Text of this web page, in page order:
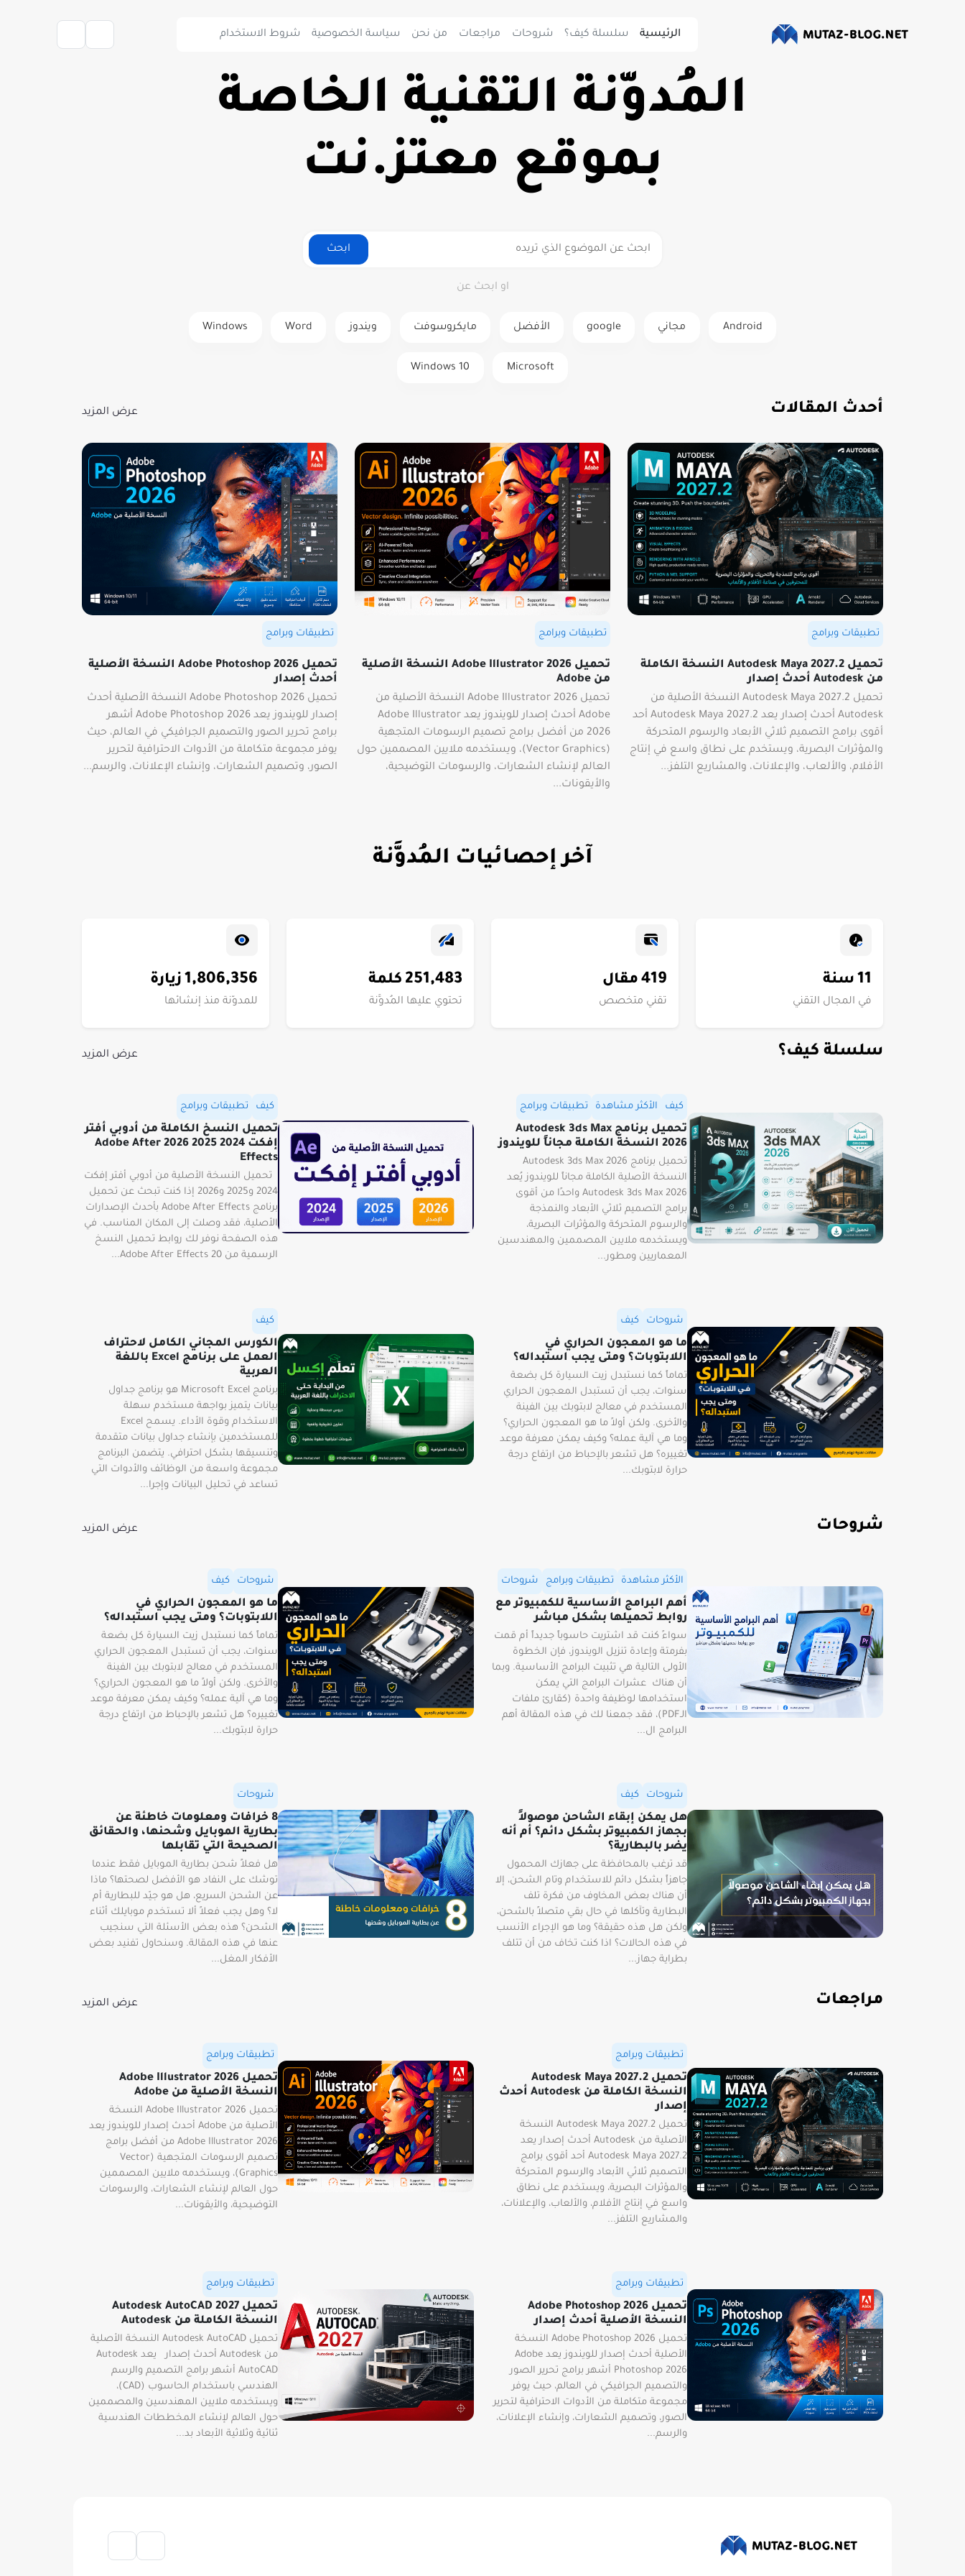
الرئيسية سلسلة كيف؟ شروحات مراجعات من نحن سياسة الخصوصية شروط الاستخدام
المُدوّنة التقنية الخاصة
بموقع معتز.نت
ابحث
او ابحث عن
Android مجاني google الأفضل مايكروسوفت ويندوز Word
Windows
Microsoft
Windows 10
أحدث المقالات عرض المزيد
تطبيقات وبرامج
تحميل Autodesk Maya 2027.2 النسخة الكاملة
من Autodesk أحدث إصدار
تحميل Autodesk Maya 2027.2 النسخة الأصلية من
Autodesk أحدث إصدار يعد Autodesk Maya 2027.2 أحد
أقوى برامج التصميم ثلاثي الأبعاد والرسوم المتحركة
والمؤثرات البصرية، ويستخدم على نطاق واسع في إنتاج
الأفلام، والألعاب، والإعلانات، والمشاريع التلفز...
تطبيقات وبرامج
تحميل Adobe Illustrator 2026 النسخة الأصلية
من Adobe
تحميل Adobe Illustrator 2026 النسخة الأصلية من
Adobe أحدث إصدار للويندوز يعد Adobe Illustrator
2026 من أفضل برامج تصميم الرسومات المتجهية
(Vector Graphics)، ويستخدمه ملايين المصممين حول
العالم لإنشاء الشعارات، والرسومات التوضيحية،
والأيقونات...
تطبيقات وبرامج
تحميل Adobe Photoshop 2026 النسخة الأصلية
أحدث إصدار
تحميل Adobe Photoshop 2026 النسخة الأصلية أحدث
إصدار للويندوز يعد Adobe Photoshop 2026 أشهر
برامج تحرير الصور والتصميم الجرافيكي في العالم، حيث
يوفر مجموعة متكاملة من الأدوات الاحترافية لتحرير
الصور، وتصميم الشعارات، وإنشاء الإعلانات، والرسم...
آخر إحصائيات المُدوَّنة
11 سنة
في المجال التقني
419 مقال
تقني متخصص
251,483 كلمة
تحتوي عليها المُدوَّنة
1,806,356 زيارة
للمدوّنة منذ إنشائها
سلسلة كيف؟ عرض المزيد
كيف الأكثر مشاهدة تطبيقات وبرامج
تحميل برنامج Autodesk 3ds Max
2026 النسخة الكاملة مجاناً للويندوز
تحميل برنامج Autodesk 3ds Max 2026
النسخة الأصلية الكاملة مجاناً للويندوز يُعد
Autodesk 3ds Max 2026 واحدًا من أقوى
برامج التصميم ثلاثي الأبعاد والنمذجة
والرسوم المتحركة والمؤثرات البصرية،
ويستخدمه ملايين المصممين والمهندسين
المعماريين ومطور...
كيف تطبيقات وبرامج
تحميل النسخ الكاملة من أدوبي أفتر
إفكت 2024 2025 2026 Adobe After
Effects
تحميل النسخة الأصلية من أدوبي أفتر إفكت
2024 و2025 و2026 إذا كنت تبحث عن تحميل
برنامج Adobe After Effects بأحدث الإصدارات
الأصلية، فقد وصلت إلى المكان المناسب. في
هذه الصفحة نوفر لك روابط تحميل النسخ
الرسمية من Adobe After Effects 20...
شروحات كيف
ما هو المعجون الحراري في
اللابتوبات؟ ومتى يجب استبداله؟
تماماً كما نستبدل زيت السيارة كل بضعة
سنوات، يجب أن تستبدل المعجون الحراري
المستخدم في معالج لابتوبك بين الفينة
والأخرى. ولكن أولاً ما هو المعجون الحراري؟
وما هي آلية عمله؟ وكيف يمكن معرفة موعد
تغييره؟ هل تشعر بالإحباط من ارتفاع درجة
حرارة لابتوبك...
كيف
الكورس المجاني الكامل لاحتراف
العمل على برنامج Excel باللغة
العربية
برنامج Microsoft Excel هو برنامج جداول
بيانات يتميز بواجهة مستخدم سهلة
الاستخدام وقوة الأداء. يسمح Excel
للمستخدمين بإنشاء جداول بيانات متقدمة
وتنسيقها بشكل احترافي. يتضمن البرنامج
مجموعة واسعة من الوظائف والأدوات التي
تساعد في تحليل البيانات وإجرا...
شروحات عرض المزيد
الأكثر مشاهدة تطبيقات وبرامج شروحات
أهم البرامج الأساسية للكمبيوتر مع
روابط تحميلها بشكل مباشر
سواءً كنت قد اشتريت حاسوباً جديداً أم قمت
بفرمتة وإعادة تنزيل الويندوز، فإن الخطوة
الأولى التالية هي تثبيت البرامج الأساسية. وبما
أن هناك عشرات البرامج التي يمكن
استخدامها لوظيفة واحدة (كقارئ ملفات
الـPDF)، فقد جمعنا لك في هذه المقالة أهم
البرامج ال...
شروحات كيف
ما هو المعجون الحراري في
اللابتوبات؟ ومتى يجب استبداله؟
تماماً كما نستبدل زيت السيارة كل بضعة
سنوات، يجب أن تستبدل المعجون الحراري
المستخدم في معالج لابتوبك بين الفينة
والأخرى. ولكن أولاً ما هو المعجون الحراري؟
وما هي آلية عمله؟ وكيف يمكن معرفة موعد
تغييره؟ هل تشعر بالإحباط من ارتفاع درجة
حرارة لابتوبك...
شروحات كيف
هل يمكن إبقاء الشاحن موصولاً
بجهاز الكمبيوتر بشكل دائم؟ أم أنه
يضر بالبطارية؟
قد ترغب بالمحافظة على جهازك المحمول
جاهزاً بشكل دائم للاستخدام وتام الشحن، إلا
أن هناك بعض المخاوف من فكرة تلف
البطارية وتآكلها في حال بقي متصلاً بالشحن،
ولكن هل هذه حقيقة؟ وما هو الإجراء الأنسب
في هذه الحالات؟ اذا كنت تخاف من أن تتلف
بطراية جهاز...
شروحات
8 خرافات ومعلومات خاطئة عن
بطارية الموبايل وشحنها، والحقائق
الصحيحة التي تقابلها
هل فعلاً شحن بطارية الموبايل فقط عندما
توشك على النفاد هو الأفضل لصحتها؟ ماذا
عن الشحن السريع، هل هو جيّد للبطارية أم
لا؟ وهل يجب فعلاً ألا تستخدم موبايلك أثناء
الشحن؟ هذه بعض الأسئلة التي سنجيب
عنها في هذه المقالة. وسنحاول تفنيد بعض
الأفكار المغل...
مراجعات عرض المزيد
تطبيقات وبرامج
تحميل Autodesk Maya 2027.2
النسخة الكاملة من Autodesk أحدث
إصدار
تحميل Autodesk Maya 2027.2 النسخة
الأصلية من Autodesk أحدث إصدار يعد
Autodesk Maya 2027.2 أحد أقوى برامج
التصميم ثلاثي الأبعاد والرسوم المتحركة
والمؤثرات البصرية، ويستخدم على نطاق
واسع في إنتاج الأفلام، والألعاب، والإعلانات،
والمشاريع التلفز...
تطبيقات وبرامج
تحميل Adobe Illustrator 2026
النسخة الأصلية من Adobe
تحميل Adobe Illustrator 2026 النسخة
الأصلية من Adobe أحدث إصدار للويندوز يعد
Adobe Illustrator 2026 من أفضل برامج
تصميم الرسومات المتجهية (Vector
Graphics)، ويستخدمه ملايين المصممين
حول العالم لإنشاء الشعارات، والرسومات
التوضيحية، والأيقونات...
تطبيقات وبرامج
تحميل Adobe Photoshop 2026
النسخة الأصلية أحدث إصدار
تحميل Adobe Photoshop 2026 النسخة
الأصلية أحدث إصدار للويندوز يعد Adobe
Photoshop 2026 أشهر برامج تحرير الصور
والتصميم الجرافيكي في العالم، حيث يوفر
مجموعة متكاملة من الأدوات الاحترافية لتحرير
الصور، وتصميم الشعارات، وإنشاء الإعلانات،
والرسم...
تطبيقات وبرامج
تحميل 2027 Autodesk AutoCAD
النسخة الكاملة من Autodesk
تحميل Autodesk AutoCAD النسخة الأصلية
من Autodesk أحدث إصدار يعد Autodesk
AutoCAD أشهر برامج التصميم والرسم
الهندسي باستخدام الحاسوب (CAD)،
ويستخدمه ملايين المهندسين والمصممين
حول العالم لإنشاء المخططات الهندسية
ثنائية وثلاثية الأبعاد بد...